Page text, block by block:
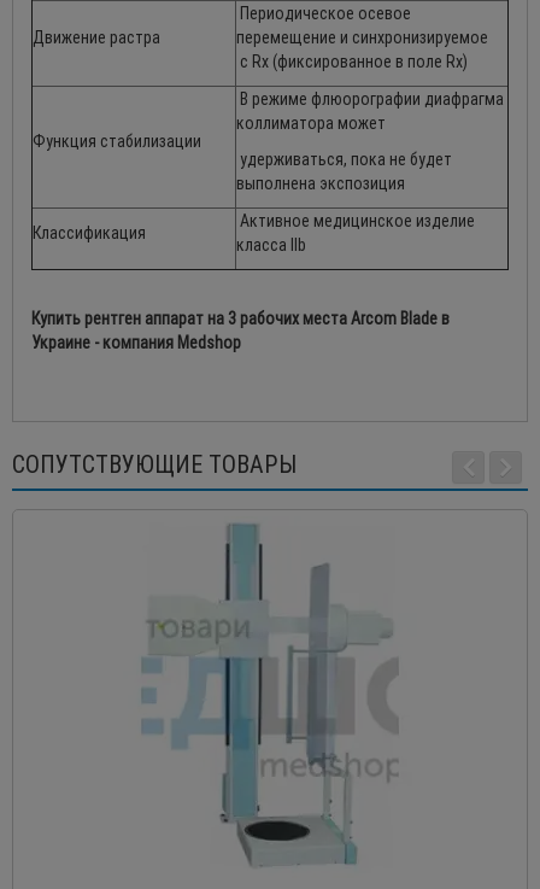
Движение растра
Периодическое осевое
перемещение и синхронизируемое
с Rx (фиксированное в поле Rx)
Функция стабилизации
В режиме флюорографии диафрагма
коллиматора может
удерживаться, пока не будет
выполнена экспозиция
Классификация
Активное медицинское изделие
класса IIb
Купить рентген аппарат на 3 рабочих места Arcom Blade в
Украине - компания Medshop
СОПУТСТВУЮЩИЕ ТОВАРЫ